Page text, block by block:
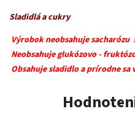
Sladidlá a cukry
Výrobok neobsahuje sacharózu
Neobsahuje glukózovo -
Obsahuje sladidlo a prírodne